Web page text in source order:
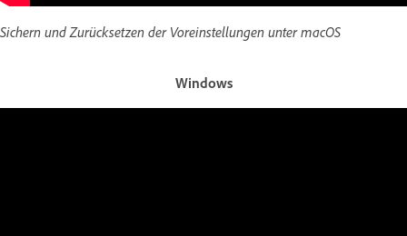
Sichern und Zurücksetzen der Voreinstellungen unter macOS
Windows